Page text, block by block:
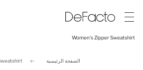
Women's Zipper Sweatshirt
الصفحة الرئيسية